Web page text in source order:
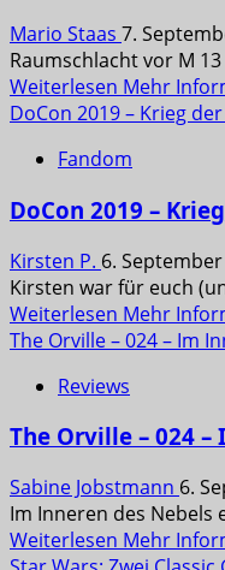
Mario Staas 7.
Raumschlacht vor M
Weiterlesen Mehr
DoCon 2019 – Krieg
Fandom
DoCon 2019 –
Kirsten P. 6.
Kirsten war für euch
Weiterlesen Mehr
The Orville – 024 – Im
Reviews
The Orville – 024
Sabine Jobstmann 6.
Im Inneren des Nebels
Weiterlesen Mehr